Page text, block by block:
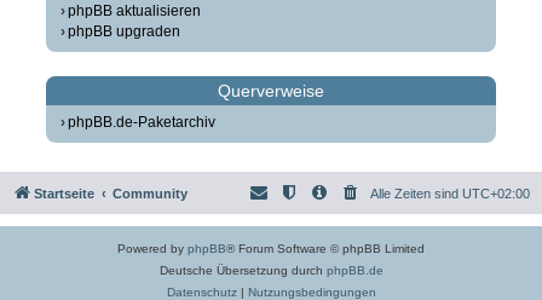
phpBB aktualisieren
phpBB upgraden
Querverweise
phpBB.de-Paketarchiv
Startseite Community Alle Zeiten sind UTC+02:00
Powered by phpBB® Forum Software © phpBB Limited
Deutsche Übersetzung durch phpBB.de
Datenschutz| Nutzungsbedingungen